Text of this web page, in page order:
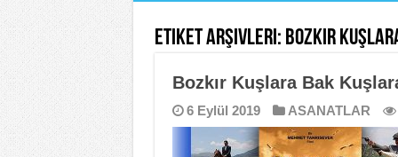
Etiket Arşivleri: Bozkır
Bozkır Kuşlara Bak
6 Eylül 2019 ASANATLAR